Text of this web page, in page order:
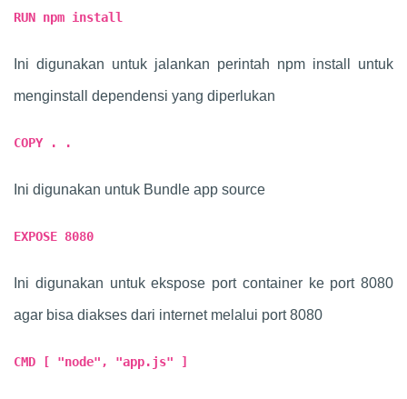
RUN npm install
Ini digunakan untuk jalankan perintah npm install untuk
menginstall dependensi yang diperlukan
COPY . .
Ini digunakan untuk Bundle app source
EXPOSE 8080
Ini digunakan untuk ekspose port container ke port 8080
agar bisa diakses dari internet melalui port 8080
CMD [ "node", "app.js" ]